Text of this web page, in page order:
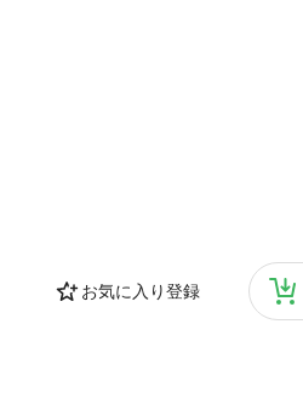
お気に入り登録